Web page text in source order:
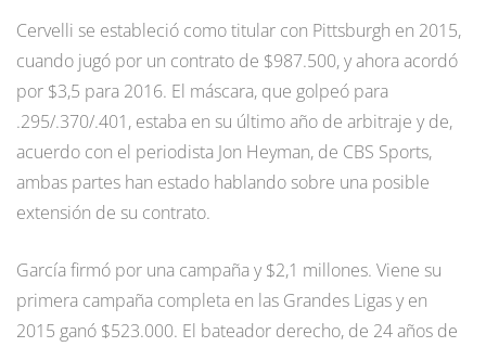
Cervelli se estableció como titular con Pittsburgh en 2015,
cuando jugó por un contrato de $987.500, y ahora acordó
por $3,5 para 2016. El máscara, que golpeó para
.295/.370/.401, estaba en su último año de arbitraje y de,
acuerdo con el periodista Jon Heyman, de CBS Sports,
ambas partes han estado hablando sobre una posible
extensión de su contrato.
García firmó por una campaña y $2,1 millones. Viene su
primera campaña completa en las Grandes Ligas y en
2015 ganó $523.000. El bateador derecho, de 24 años de